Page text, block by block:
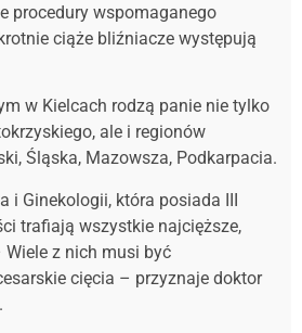
procedury wspomaganego
ciąże bliźniacze występują
w Kielcach rodzą panie nie tylko
ale i regionów
Śląska, Mazowsza, Podkarpacia.
i Ginekologii, która posiada III
trafiają wszystkie najcięższe,
z nich musi być
cięcia – przyznaje doktor